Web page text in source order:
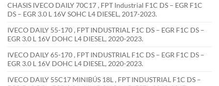
CHASIS IVECO DAILY 70C17 , FPT Industrial F1C DS – EGR F1C
DS – EGR 3.0 L 16V SOHC L4 DIESEL, 2017-2023.
IVECO DAILY 55-170 , FPT INDUSTRIAL F1C DS – EGR F1C DS –
EGR 3.0 L 16V DOHC L4 DIESEL, 2020-2023.
IVECO DAILY 65-170 , FPT INDUSTRIAL F1C DS – EGR F1C DS –
EGR 3.0 L 16V DOHC L4 DIESEL, 2020-2023.
IVECO DAILY 55C17 MINIBÚS 18L , FPT INDUSTRIAL F1C DS –